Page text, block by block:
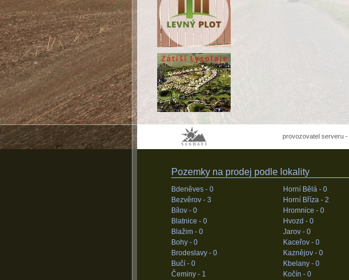
provozovatel serveru -
Pozemky na prodej podle lokality
Bdeněves - 0
Bezvěrov - 3
Bílov - 0
Blatnice - 0
Blažim - 0
Bohy - 0
Brodeslavy - 0
Bučí - 0
Čeminy - 1
Horní Bělá - 0
Horní Bříza - 2
Hromnice - 0
Hvozd - 0
Jarov - 0
Kaceřov - 0
Kaznějov - 0
Kbelany - 0
Kočín - 0